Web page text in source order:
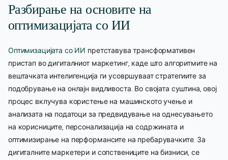
Разбирање на основите на
оптимизацијата со ИИ
Оптимизацијата со ИИ претставува трансформативен
пристап во дигиталниот маркетинг, каде што алгоритмите на
вештачката интелигенција ги усовршуваат стратегиите за
подобрување на онлајн видливоста. Во својата суштина, овој
процес вклучува користење на машинското учење и
анализата на податоци за предвидување на однесувањето
на корисниците, персонализација на содржината и
оптимизирање на перформансите на пребарувачките. За
дигиталните маркетери и сопствениците на бизниси, се